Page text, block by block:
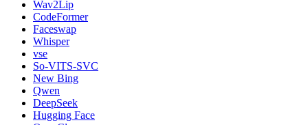
Wav2Lip
CodeFormer
Faceswap
Whisper
vse
So-VITS-SVC
New Bing
Qwen
DeepSeek
Hugging Face